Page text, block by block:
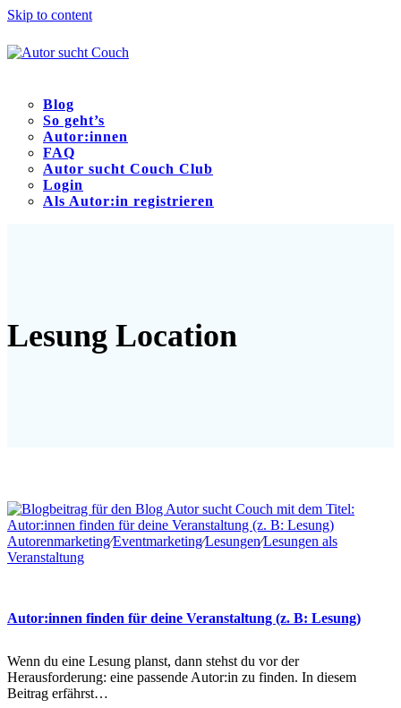
Skip to content
Blog
So geht’s
Autor:innen
FAQ
Autor sucht Couch Club
Login
Als Autor:in registrieren
Lesung Location
Autorenmarketing∕Eventmarketing∕Lesungen∕Lesungen als
Veranstaltung
Autor:innen finden für deine Veranstaltung (z. B: Lesung)
Wenn du eine Lesung planst, dann stehst du vor der
Herausforderung: eine passende Autor:in zu finden. In diesem
Beitrag erfährst…